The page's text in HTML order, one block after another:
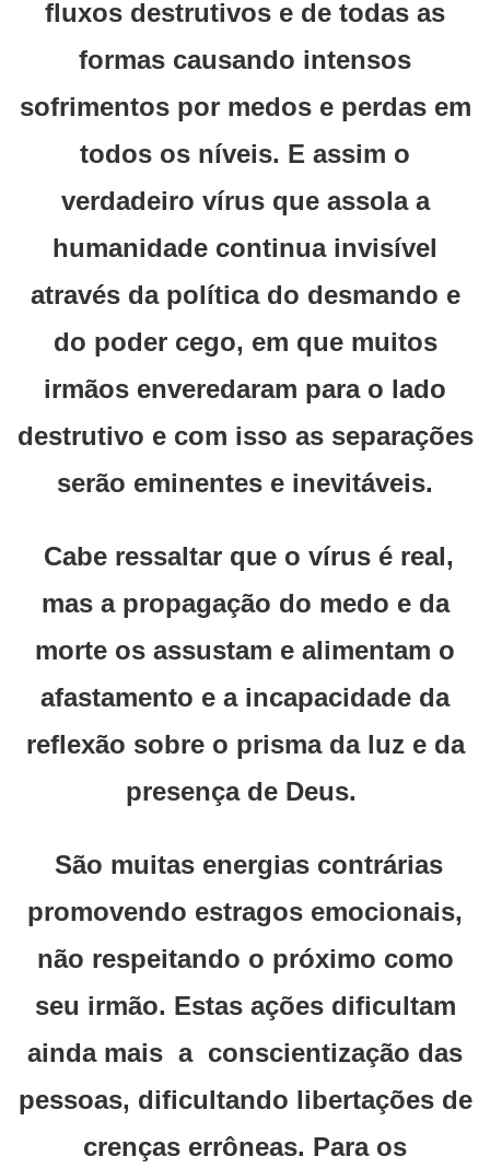
fluxos destrutivos e de todas as
formas causando intensos
sofrimentos por medos e perdas em
todos os níveis. E assim o
verdadeiro vírus que assola a
humanidade continua invisível
através da política do desmando e
do poder cego, em que muitos
irmãos enveredaram para o lado
destrutivo e com isso as separações
serão eminentes e inevitáveis.
Cabe ressaltar que o vírus é real,
mas a propagação do medo e da
morte os assustam e alimentam o
afastamento e a incapacidade da
reflexão sobre o prisma da luz e da
presença de Deus.
São muitas energias contrárias
promovendo estragos emocionais,
não respeitando o próximo como
seu irmão. Estas ações dificultam
ainda mais a conscientização das
pessoas, dificultando libertações de
crenças errôneas. Para os